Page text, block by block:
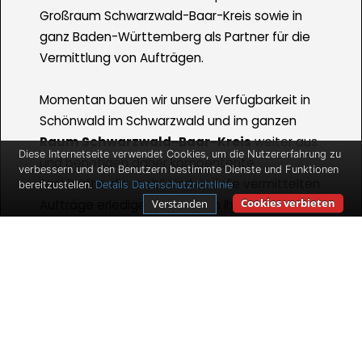
Großraum Schwarzwald-Baar-Kreis sowie in
ganz Baden-Württemberg als Partner für die
Vermittlung von Aufträgen.
Momentan bauen wir unsere Verfügbarkeit in
Schönwald im Schwarzwald und im ganzen
Raum Schwarzwald-Baar-Kreisweiter aus
und benötigen daher kompentente
Fachkräfte, die mobil sind und die vermittelten
Aufträge erledigen. Wir bieten Ihnen gute
Diese Internetseite verwendet Cookies, um die Nutzererfahrung zu
verbessern und den Benutzern bestimmte Dienste und Funktionen
bereitzustellen. Details Datenschutzrichtlinie
Cookies verbieten
Verstanden